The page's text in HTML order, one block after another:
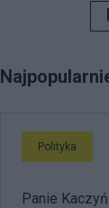
Polityka
Panie